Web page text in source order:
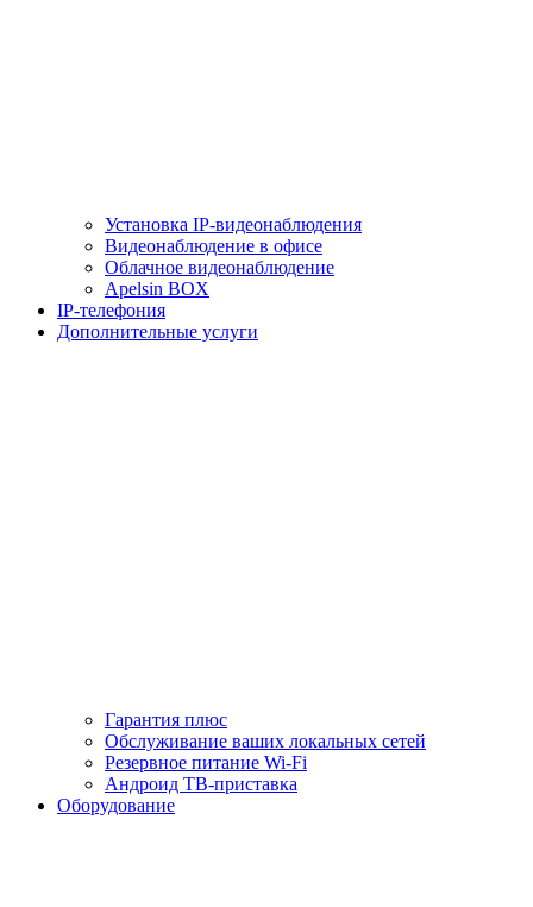
Установка IP-видеонаблюдения
Видеонаблюдение в офисе
Облачное видеонаблюдение
Apelsin BOX
IP-телефония
Дополнительные услуги
Гарантия плюс
Обслуживание ваших локальных сетей
Резервное питание Wi-Fi
Андроид ТВ-приставка
Оборудование